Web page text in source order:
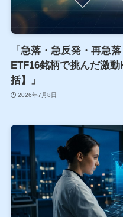
「急落・急反発・再急
ETF16銘柄で挑んだ激
括】」
2026年7月8日